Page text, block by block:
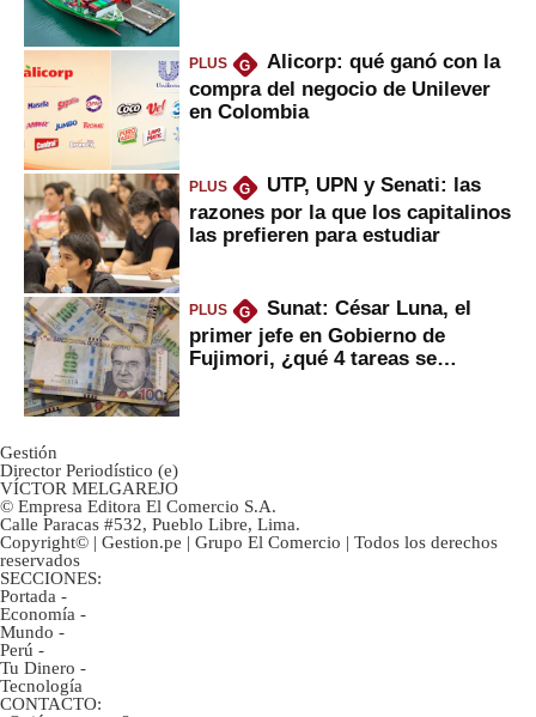
PLUS G
Alicorp: qué ganó con la
compra del negocio de Unilever
en Colombia
PLUS G
UTP, UPN y Senati: las
razones por la que los capitalinos
las prefieren para estudiar
PLUS G
Sunat: César Luna, el
primer jefe en Gobierno de
Fujimori, ¿qué 4 tareas se
Gestión
Director Periodístico (e)
VÍCTOR MELGAREJO
© Empresa Editora El Comercio S.A.
Calle Paracas #532, Pueblo Libre, Lima.
Copyright© | Gestion.pe | Grupo El Comercio | Todos los derechos
reservados
SECCIONES:
Portada -
Economía -
Mundo -
Perú -
Tu Dinero -
Tecnología
CONTACTO: